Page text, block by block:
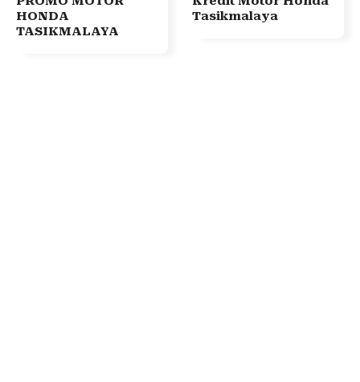
HONDA
TASIKMALAYA
Tasikmalaya